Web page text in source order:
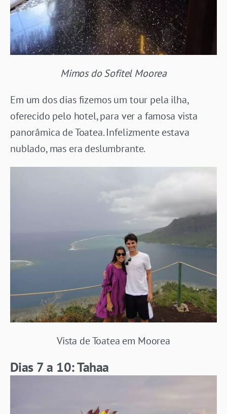
Mimos do Sofitel Moorea
Em um dos dias fizemos um tour pela ilha,
oferecido pelo hotel, para ver a famosa vista
panorâmica de Toatea. Infelizmente estava
nublado, mas era deslumbrante.
Vista de Toatea em Moorea
Dias 7 a 10: Tahaa